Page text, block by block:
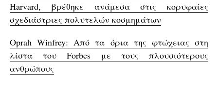
Harvard, βρέθηκε ανάμεσα στις κορυφαίες
σχεδιάστριες πολυτελών κοσμημάτων
Oprah Winfrey: Από τα όρια της φτώχειας στη
λίστα του Forbes με τους πλουσιότερους
ανθρώπους